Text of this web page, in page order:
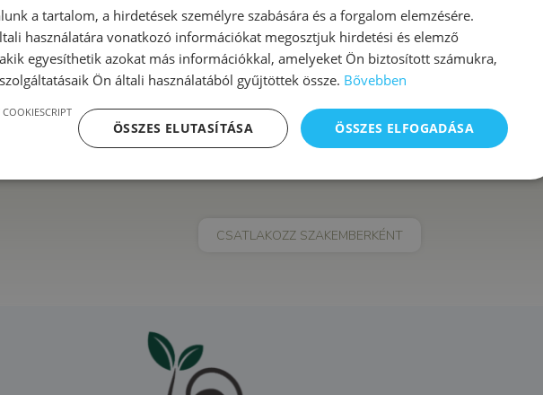
Esemény kategória:
XVI. kerület
Bátor bocsok(Szorongásoldó csoport)
CSATLAKOZZ SZAKEMBERKÉNT
a tartalom, a hirdetések személyre szabására és a forgalom elemzésére.
használatára vonatkozó információkat megosztjuk hirdetési és elemző
egyesíthetik azokat más információkkal, amelyeket Ön biztosított számukra,
Ön általi használatából gyűjtöttek össze. Bővebben
ÖSSZES ELFOGADÁSA
ÖSSZES ELUTASÍTÁSA